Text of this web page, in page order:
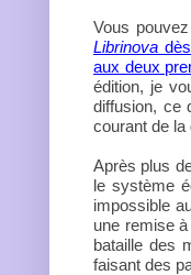
Vous
Librinova
aux deux
édition, je
diffusion, ce
courant de la
Après plus
le système
impossible
une remise
bataille des
faisant des